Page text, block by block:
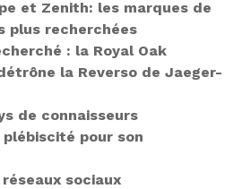
et Zenith: les marques de
plus recherchées
: la Royal Oak
la Reverso de Jaeger-
de connaisseurs
pour son
sociaux